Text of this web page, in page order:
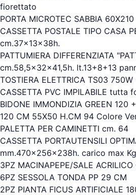
fiorettato
PORTA MICROTEC SABBIA 60X210
CASSETTA POSTALE TIPO CASA
cm.37x13x38h.
PATTUMIERA DIFFERENZIATA
cm.58,5x32x41,5h. lt.13+8+13
TOSTIERA ELETTRICA TS03
CASSETTA PVC IMPILABILE tutta
BIDONE IMMONDIZIA GREEN 120
120 CM 55X50 H.CM 94 Colore
PALETTA PER CAMINETTI cm. 64
CASSETTA PORTAUTENSILI
mm.470x256x238h. carico max
3PZ MACINAPEPE/SALE
6PZ SESSOLA TONDA PP 29 CM
2PZ PIANTA FICUS ARTIFICIALE